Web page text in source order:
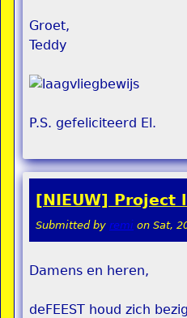
Groet,
Teddy
P.S. gefeliciteerd El.
[NIEUW] Project
Submitted by remi on Sat,
Damens en heren,
deFEEST houd zich